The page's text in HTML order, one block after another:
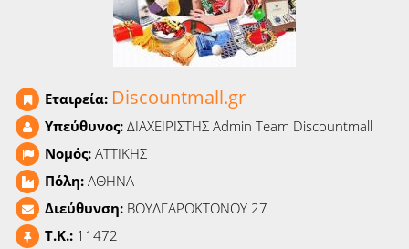
Ειδήσεις
Παιχνίδια
Ραδιόφωνο
Ταινίες
Εταιρεία: Discountmall.gr
Υπεύθυνος: ΔΙΑΧΕΙΡΙΣΤΗΣ Admin Team Discountmall
Νομός: ΑΤΤΙΚΗΣ
Πόλη: ΑΘΗΝΑ
Διεύθυνση: ΒΟΥΛΓΑΡΟΚΤΟΝΟΥ 27
T.K.: 11472